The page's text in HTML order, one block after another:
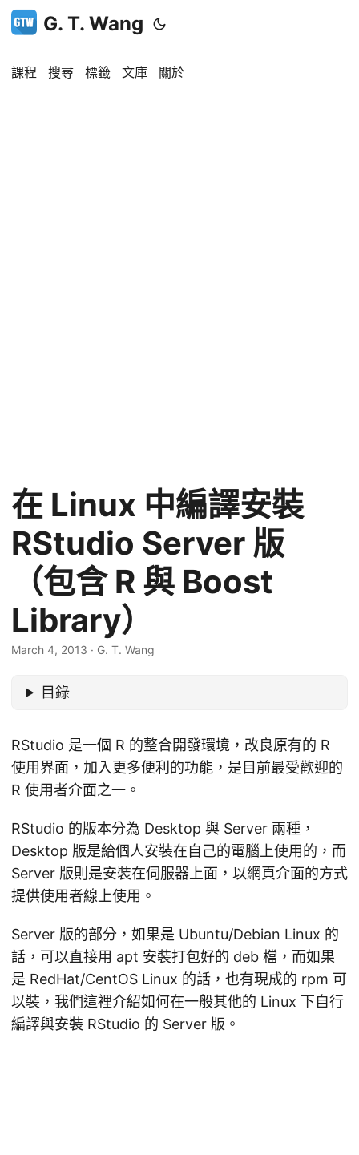
G. T. Wang
課程 搜尋 標籤 文庫 關於
在 Linux 中編譯安裝
RStudio Server 版
（包含 R 與 Boost
Library）
March 4, 2013 · G. T. Wang
目錄
RStudio 是一個 R 的整合開發環境，改良原有的 R
使用界面，加入更多便利的功能，是目前最受歡迎的
R 使用者介面之一。
RStudio 的版本分為 Desktop 與 Server 兩種，
Desktop 版是給個人安裝在自己的電腦上使用的，而
Server 版則是安裝在伺服器上面，以網頁介面的方式
提供使用者線上使用。
Server 版的部分，如果是 Ubuntu/Debian Linux 的
話，可以直接用 apt 安裝打包好的 deb 檔，而如果
是 RedHat/CentOS Linux 的話，也有現成的 rpm 可
以裝，我們這裡介紹如何在一般其他的 Linux 下自行
編譯與安裝 RStudio 的 Server 版。